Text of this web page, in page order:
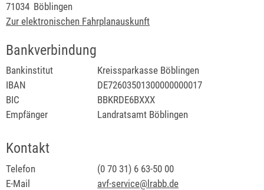
71034 Böblingen
Zur elektronischen Fahrplanauskunft
Bankverbindung
Bankinstitut
Kreissparkasse Böblingen
IBAN
DE72603501300000000017
BIC
BBKRDE6BXXX
Empfänger
Landratsamt Böblingen
Kontakt
Telefon (0 70 31) 6 63-50 00
E-Mail
avf-service@lrabb.de